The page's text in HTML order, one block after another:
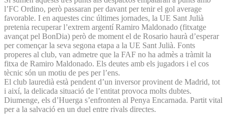
l’FC Ordino, però passaran per davant per tenir el gol average
favorable. I en aquestes cinc últimes jornades, la UE Sant Julià
pretenia recuperar l’extrem argentí Ramiro Maldonado (fitxatge
avançat pel BonDia) però de moment el de Rosario haurà d’esperar
per començar la seva segona etapa a la UE Sant Julià. Fonts
properes al club, van admetre que la FAF no ha admès a tràmit la
fitxa de Ramiro Maldonado. Els deutes amb els jugadors i el cos
tècnic són un motiu de pes per l’ens.
El club lauredià està pendent d’un inversor provinent de Madrid, tot
i així, la delicada situació de l’entitat provoca molts dubtes.
Diumenge, els d’Huerga s’enfronten al Penya Encarnada. Partit vital
per a la salvació en un duel entre rivals directes.